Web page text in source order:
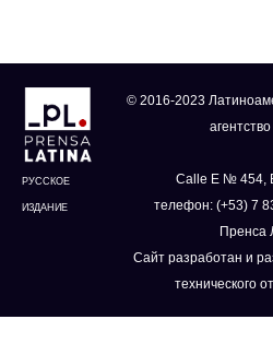
РУССКОЕ
ИЗДАНИЕ
© 2016-2023
Calle E № 454,
телефон: (+53) 7
Пренса
Сайт разработан и
технического